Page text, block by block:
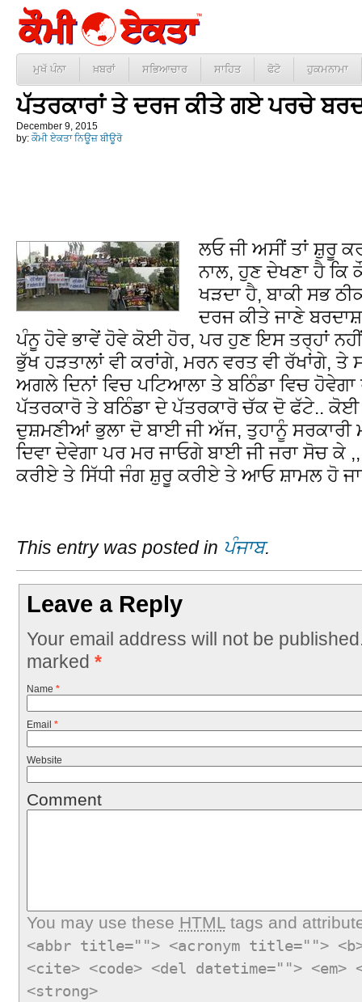
ਮੁਖੱ ਪੰਨਾ ਖ਼ਬਰਾਂ ਸਭਿਆਚਾਰ ਸਾਹਿਤ ਫੋਟੋ ਹੁਕਮਨਾਮਾ
ਪੱਤਰਕਾਰਾਂ ਤੇ ਦਰਜ ਕੀਤੇ ਗਏ ਪਰਚੇ
December 9, 2015
by: ਕੌਮੀ ਏਕਤਾ ਨਿਊਜ਼ ਬੀਊਰੋ
ਲਓ ਜੀ ਅਸੀਂ ਤਾਂ ਸ਼ੁਰੂ
ਨਾਲ, ਹੁਣ ਦੇਖਣਾ ਹੈ
ਖੜਦਾ ਹੈ, ਬਾਕੀ ਸਭ
ਦਰਜ ਕੀਤੇ ਜਾਣੇ
ਪੰਨੂ ਹੋਵੇ ਭਾਵੇਂ ਹੋਵੇ ਕੋਈ ਹੋਰ, ਪਰ ਹੁਣ ਇਸ ਤਰ੍ਹਾਂ ਨਹੀਂ
ਭੁੱਖ ਹੜਤਾਲਾਂ ਵੀ ਕਰਾਂਗੇ, ਮਰਨ ਵਰਤ ਵੀ ਰੱਖਾਂਗੇ,
ਅਗਲੇ ਦਿਨਾਂ ਵਿਚ ਪਟਿਆਲਾ ਤੇ ਬਠਿੰਡਾ ਵਿਚ
ਪੱਤਰਕਾਰੋ ਤੇ ਬਠਿੰਡਾ ਦੇ ਪੱਤਰਕਾਰੋ ਚੱਕ ਦੋ ਫੱਟੇ.. ਕੋਈ
ਦੁਸ਼ਮਣੀਆਂ ਭੁਲਾ ਦੋ ਬਾਈ ਜੀ ਅੱਜ, ਤੁਹਾਨੂੰ ਸਰਕਾਰੀ
ਦਿਵਾ ਦੇਵੇਗਾ ਪਰ ਮਰ ਜਾਓਗੇ ਬਾਈ ਜੀ ਜਰਾ ਸੋਚ ਕੇ
ਕਰੀਏ ਤੇ ਸਿੱਧੀ ਜੰਗ ਸ਼ੁਰੂ ਕਰੀਏ ਤੇ ਆਓ ਸ਼ਾਮਲ ਹੋ
This entry was posted in ਪੰਜਾਬ.
Leave a Reply
Your email address will not be
marked *
Name *
Email *
Website
Comment
You may use these HTMLtags and
<abbr title=""> <acronym title="">
<cite> <code> <del datetime="">
<strong>